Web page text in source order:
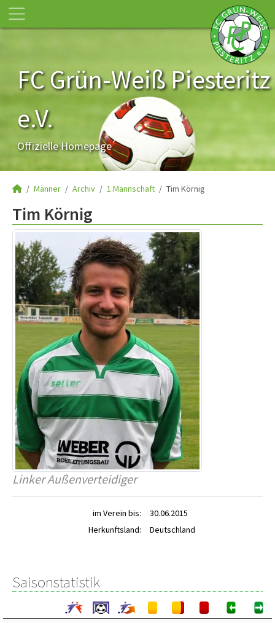
FC Grün-Weiß Piesteritz
e.V.
Offizielle Homepage
Männer Archiv 1.Mannschaft Tim Körnig
Tim Körnig
Linker Außenverteidiger
im Verein bis:
30.06.2015
Herkunftsland:
Deutschland
Saisonstatistik